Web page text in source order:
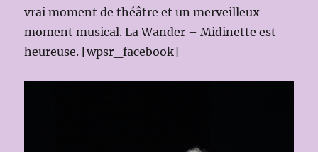
vrai moment de théâtre et un merveilleux
moment musical. La Wander – Midinette est
heureuse. [wpsr_facebook]